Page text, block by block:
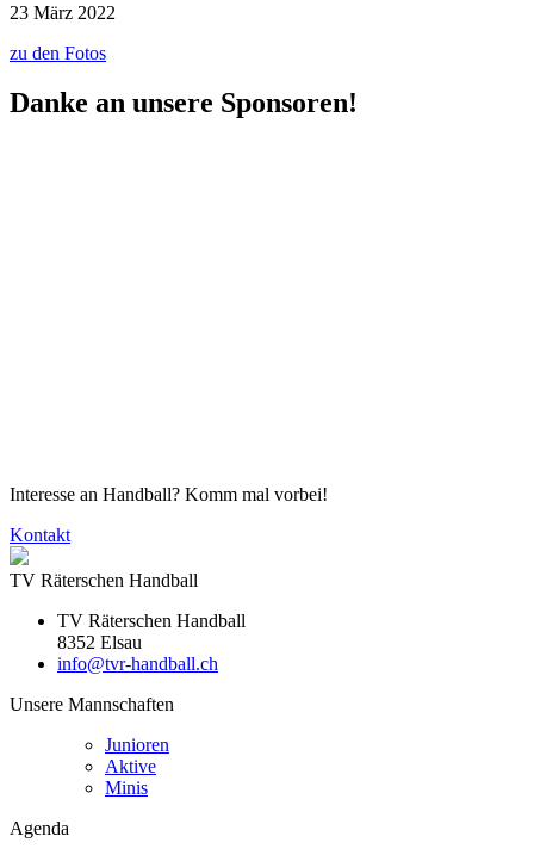
23 März 2022
zu den Fotos
Danke an unsere Sponsoren!
Interesse an Handball? Komm mal vorbei!
Kontakt
TV Räterschen Handball
TV Räterschen Handball
8352 Elsau
info@tvr-handball.ch
Unsere Mannschaften
Junioren
Aktive
Minis
Agenda